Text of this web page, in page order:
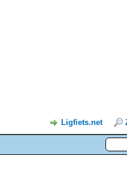
Ligfiets.net